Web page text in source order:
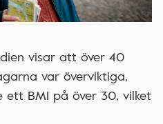
visar att över 40
var överviktiga,
BMI på över 30, vilket